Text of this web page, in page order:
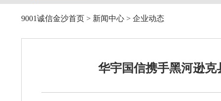
9001诚信金沙首页 > 新闻中心 > 企业动态
华宇国信携手黑河逊